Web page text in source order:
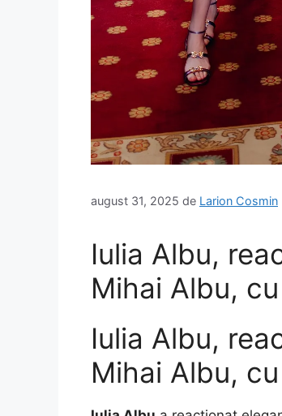
august 31, 2025 de Larion Cosmin
Iulia Albu,
Mihai Albu,
Iulia Albu,
Mihai Albu,